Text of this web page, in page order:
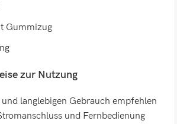
Gummizug
zur Nutzung
langlebigen Gebrauch empfehlen
und Fernbedienung